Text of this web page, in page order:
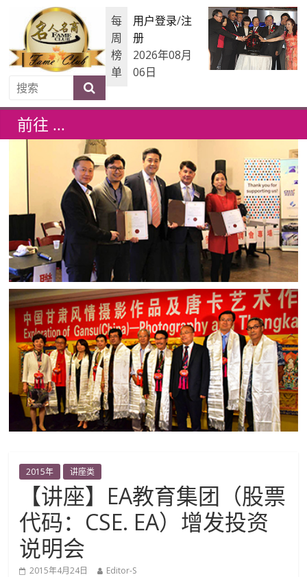
每
周
榜
单
用户登录/注
册
2026年08月
06日
2015年 讲座类
【讲座】EA教育集团（股票
代码：CSE. EA）增发投资
说明会
2015年4月24日 Editor-S